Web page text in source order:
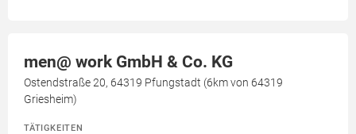
men@ work GmbH & Co. KG
Ostendstraße 20, 64319 Pfungstadt (6km von 64319
Griesheim)
TÄTIGKEITEN